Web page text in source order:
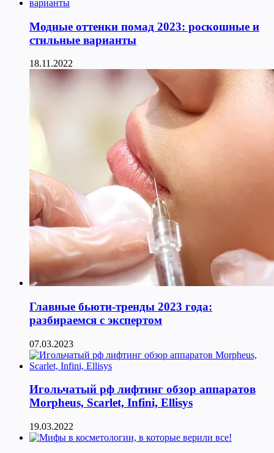
Модные оттенки помад 2023: роскошные и
стильные варианты
18.11.2022
Главные бьюти-тренды 2023 года:
разбираемся с экспертом
07.03.2023
Игольчатый рф лифтинг обзор аппаратов
Morpheus, Scarlet, Infini, Ellisys
19.03.2022